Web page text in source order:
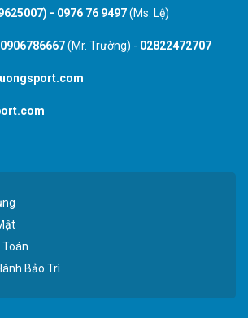
- 0976 76 9497(Ms. Lệ)
0906786667(Mr. Trường) - 02822472707
Bảo Trì